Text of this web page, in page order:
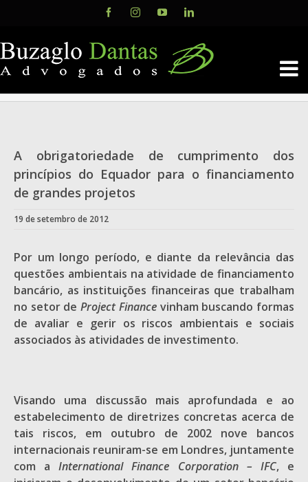
content
FacebookInstagramYouTubeLinkedIn
A obrigatoriedade de cumprimento dos
princípios do Equador para o financiamento
de grandes projetos
19 de setembro de 2012
Por um longo período, e diante da relevância das
questões ambientais na atividade de financiamento
bancário, as instituições financeiras que trabalham
no setor deProject Financevinham buscando formas
de avaliar e gerir os riscos ambientais e sociais
associados às atividades de investimento.
Visando uma discussão mais aprofundada e ao
estabelecimento de diretrizes concretas acerca de
tais riscos, em outubro de 2002 nove bancos
internacionais reuniram-se em Londres, juntamente
com aInternational Finance Corporation – IFC, e